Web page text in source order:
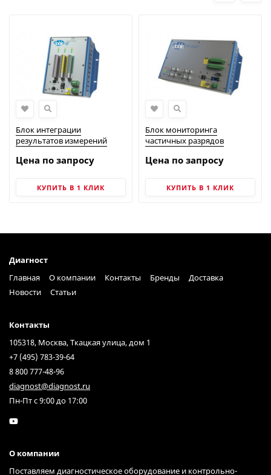
Блок интеграции
результатов измерений
Engineering
Цена по запросу
КУПИТЬ В 1 КЛИК
Блок мониторинга
частичных разрядов
Engineering
Цена по запросу
КУПИТЬ В 1 КЛИК
Диагност
Главная
О компании Контакты Бренды
Доставка
Новости
Статьи
Контакты
105318, Москва, Ткацкая улица, дом 1
+7 (495) 783-39-64
8 800 777-48-96
diagnost@diagnost.ru
Пн-Пт с 9:00 до 17:00
О компании
Поставляем диагностическое оборудование и контрольно-